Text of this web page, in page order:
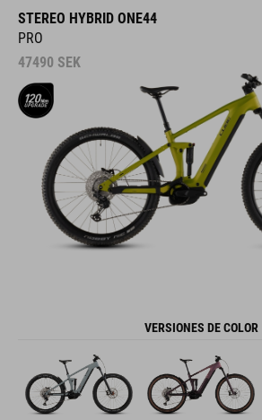
STEREO HYBRID ONE44
PRO
47490 SEK
VERSIONES DE COLOR